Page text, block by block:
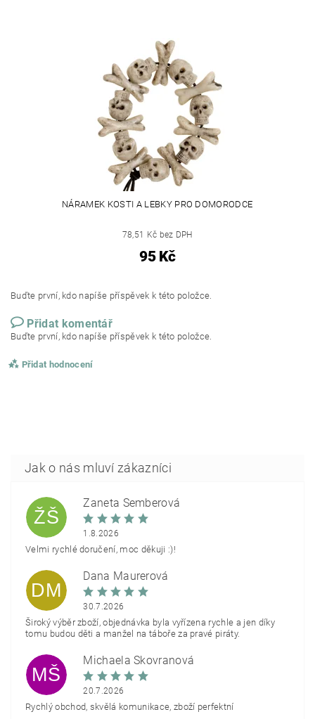
NÁRAMEK KOSTI A LEBKY PRO DOMORODCE
78,51 Kč bez DPH
95 Kč
Buďte první, kdo napíše příspěvek k této položce.
Přidat komentář
Buďte první, kdo napíše příspěvek k této položce.
Přidat hodnocení
ŽŠ
Žaneta Šemberová
1.8.2026
Velmi rychlé doručení, moc děkuji :)!
DM
Dana Maurerová
30.7.2026
Široký výběr zboží, objednávka byla vyřízena rychle a jen díky
tomu budou děti a manžel na táboře za pravé piráty.
MŠ
Michaela Škovranová
20.7.2026
Rychlý obchod, skvělá komunikace, zboží perfektní